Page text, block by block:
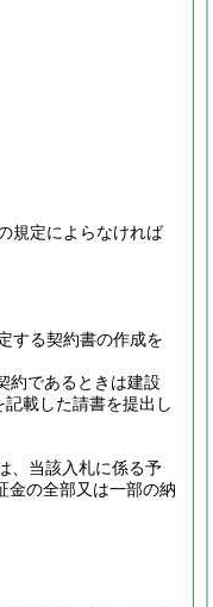
規定によらなければ
する契約書の作成を
約であるときは建設
載した請書を提出し
、当該入札に係る予
金の全部又は一部の納